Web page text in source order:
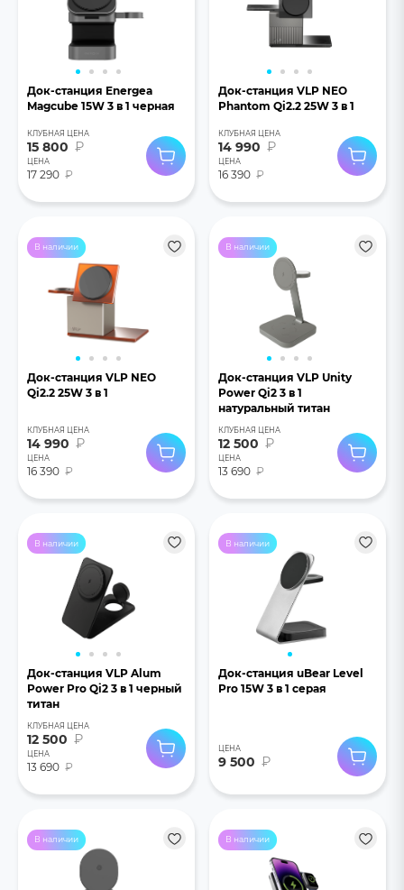
Док-станция Energea
Magcube 15W 3 в 1 черная
КЛУБНАЯ ЦЕНА
15 800 ₽
ЦЕНА
17 290 ₽
Док-станция VLP NEO
Phantom Qi2.2 25W 3 в 1
КЛУБНАЯ ЦЕНА
14 990 ₽
ЦЕНА
16 390 ₽
В наличии
Док-станция VLP NEO
Qi2.2 25W 3 в 1
КЛУБНАЯ ЦЕНА
14 990 ₽
ЦЕНА
16 390 ₽
В наличии
Док-станция VLP Unity
Power Qi2 3 в 1
натуральный титан
КЛУБНАЯ ЦЕНА
12 500 ₽
ЦЕНА
13 690 ₽
В наличии
Док-станция VLP Alum
Power Pro Qi2 3 в 1 черный
титан
КЛУБНАЯ ЦЕНА
12 500 ₽
ЦЕНА
13 690 ₽
В наличии
Док-станция uBear Level
Pro 15W 3 в 1 серая
ЦЕНА
9 500 ₽
В наличии В наличии